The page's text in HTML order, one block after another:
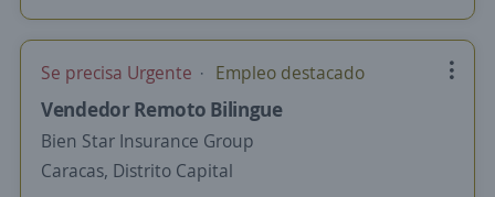
Se precisa Urgente Empleo destacado
Vendedor Remoto Bilingue
Bien Star Insurance Group
Caracas, Distrito Capital